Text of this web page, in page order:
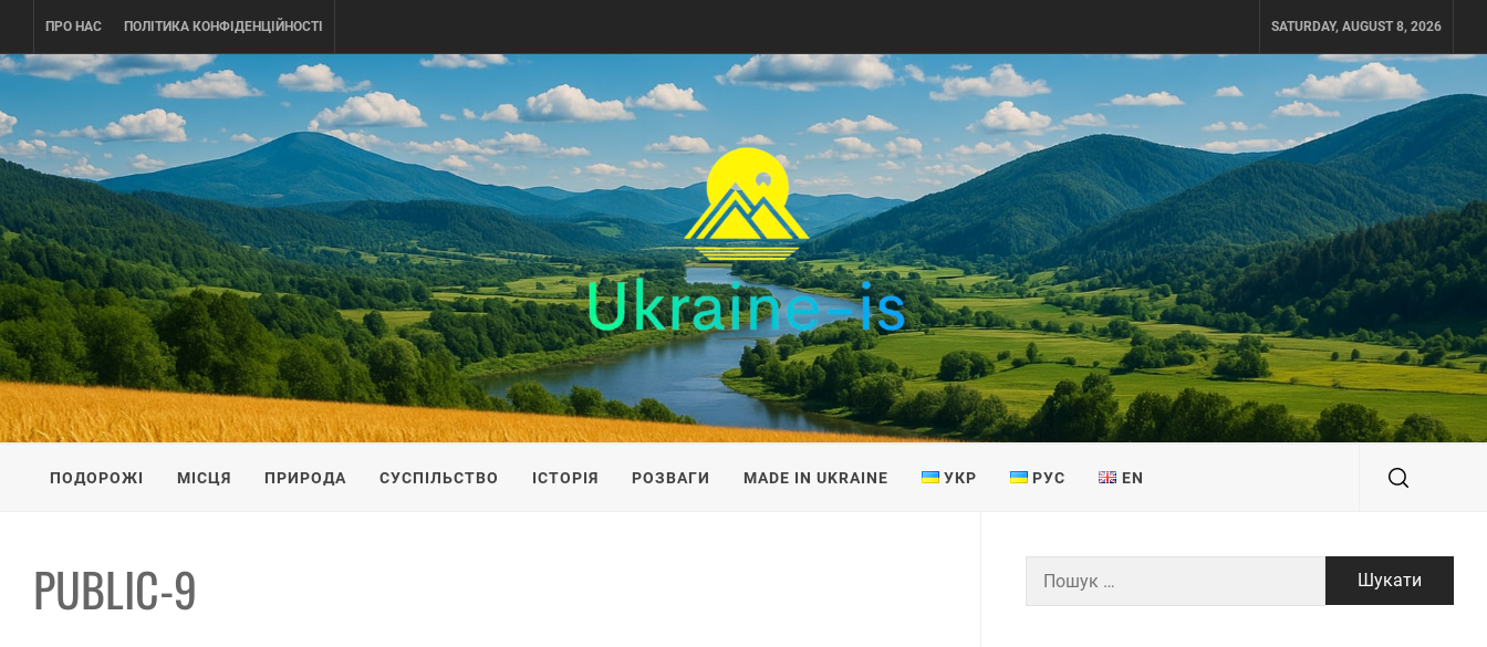
content
ПРО НАС ПОЛІТИКА КОНФІДЕНЦІЙНОСТІ SATURDAY, AUGUST 8, 2026
UKRAINE-IS
ПОДОРОЖI ПО УКРАЇНІ
ПОДОРОЖІ МІСЦЯ ПРИРОДА СУСПІЛЬСТВО ІСТОРІЯ РОЗВАГИ MADE IN UKRAINE УКР РУС EN
PUBLIC-9